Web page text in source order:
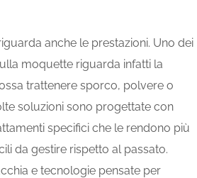
anche le prestazioni. Uno dei
moquette riguarda infatti la
trattenere sporco, polvere o
soluzioni sono progettate con
specifici che le rendono più
da gestire rispetto al passato.
e tecnologie pensate per